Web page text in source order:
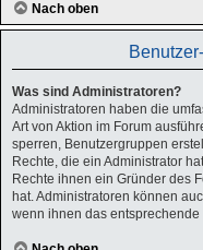
Nach oben
Was sind Administratoren?
Administratoren haben die
Art von Aktion im Forum
sperren, Benutzergruppen
Rechte, die ein Administrator
Rechte ihnen ein Gründer des
hat. Administratoren können
wenn ihnen das